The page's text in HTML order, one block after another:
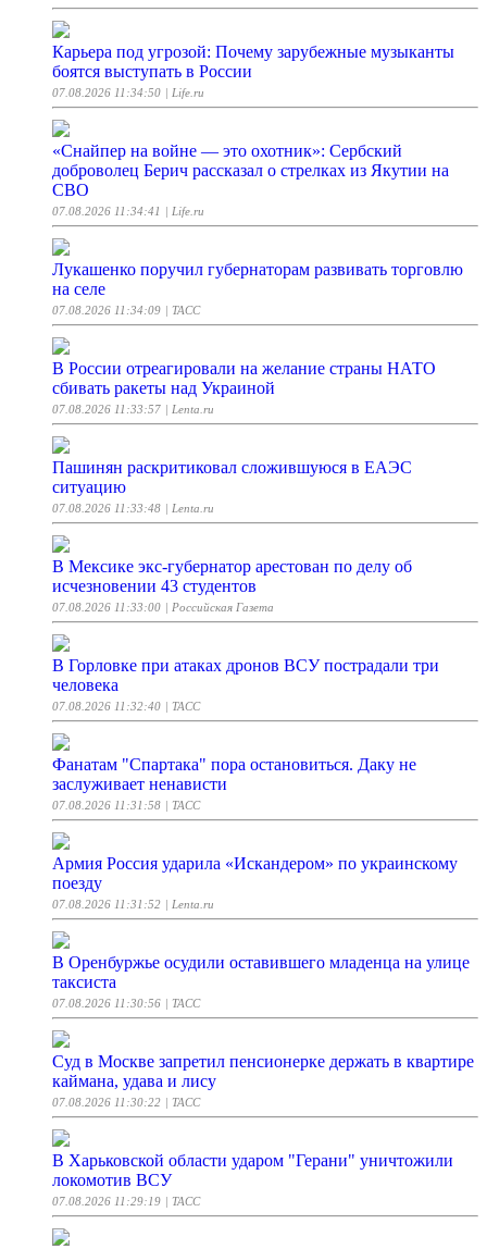
Карьера под угрозой: Почему зарубежные музыканты
боятся выступать в России
07.08.2026 11:34:50 | Life.ru
«Снайпер на войне — это охотник»: Сербский
доброволец Берич рассказал о стрелках из Якутии на
СВО
07.08.2026 11:34:41 | Life.ru
Лукашенко поручил губернаторам развивать торговлю
на селе
07.08.2026 11:34:09 | ТАСС
В России отреагировали на желание страны НАТО
сбивать ракеты над Украиной
07.08.2026 11:33:57 | Lenta.ru
Пашинян раскритиковал сложившуюся в ЕАЭС
ситуацию
07.08.2026 11:33:48 | Lenta.ru
В Мексике экс-губернатор арестован по делу об
исчезновении 43 студентов
07.08.2026 11:33:00 | Российская Газета
В Горловке при атаках дронов ВСУ пострадали три
человека
07.08.2026 11:32:40 | ТАСС
Фанатам "Спартака" пора остановиться. Даку не
заслуживает ненависти
07.08.2026 11:31:58 | ТАСС
Армия Россия ударила «Искандером» по украинскому
поезду
07.08.2026 11:31:52 | Lenta.ru
В Оренбуржье осудили оставившего младенца на улице
таксиста
07.08.2026 11:30:56 | ТАСС
Суд в Москве запретил пенсионерке держать в квартире
каймана, удава и лису
07.08.2026 11:30:22 | ТАСС
В Харьковской области ударом "Герани" уничтожили
локомотив ВСУ
07.08.2026 11:29:19 | ТАСС